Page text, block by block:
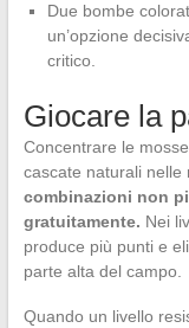
Due bombe
un’opzione
critico.
Giocare la
Concentrare le
cascate naturali nelle
combinazioni non
gratuitamente. Nei
produce più punti e
parte alta del campo.
Quando un livello